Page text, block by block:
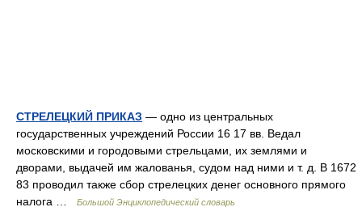
СТРЕЛЕЦКИЙ ПРИКАЗ — одно из центральных
государственных учреждений России 16 17 вв. Ведал
московскими и городовыми стрельцами, их землями и
дворами, выдачей им жалованья, судом над ними и т. д. В 1672
83 проводил также сбор стрелецких денег основного прямого
налога …
Большой Энциклопедический словарь